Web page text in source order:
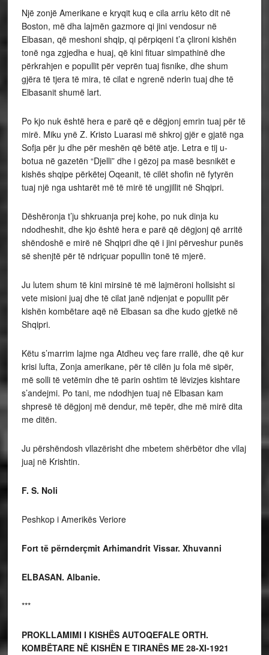
Një zonjë Amerikane e kryqit kuq e cila arriu këto dit në
Boston, më dha lajmën gazmore qi jini vendosur në
Elbasan, që meshoni shqip, qi përpiqeni t’a çlironi kishën
tonë nga zgjedha e huaj, që kini fituar simpathinë dhe
përkrahjen e popullit për veprën tuaj fisnike, dhe shum
gjëra të tjera të mira, të cilat e ngrenë nderin tuaj dhe të
Elbasanit shumë lart.
Po kjo nuk është hera e parë që e dëgjonj emrin tuaj për të
mirë. Miku ynë Z. Kristo Luarasi më shkroj gjër e gjatë nga
Sofja për ju dhe për meshën që bëtë atje. Letra e tij u-
botua në gazetën “Djelli” dhe i gëzoj pa masë besnikët e
kishës shqipe përkëtej Oqeanit, të cilët shofin në fytyrën
tuaj një nga ushtarët më të mirë të ungjillit në Shqipri.
Dëshëronja t’ju shkruanja prej kohe, po nuk dinja ku
ndodheshit, dhe kjo është hera e parë që dëgjonj që arritë
shëndoshë e mirë në Shqipri dhe që i jini përveshur punës
së shenjtë për të ndriçuar popullin tonë të mjerë.
Ju lutem shum të kini mirsinë të më lajmëroni hollsisht si
vete misioni juaj dhe të cilat janë ndjenjat e popullit për
kishën kombëtare aqë në Elbasan sa dhe kudo gjetkë në
Shqipri.
Këtu s’marrim lajme nga Atdheu veç fare rrallë, dhe që kur
krisi lufta, Zonja amerikane, për të cilën ju fola më sipër,
më solli të vetëmin dhe të parin oshtim të lëvizjes kishtare
s’andejmi. Po tani, me ndodhjen tuaj në Elbasan kam
shpresë të dëgjonj më dendur, më tepër, dhe më mirë dita
me ditën.
Ju përshëndosh vllazërisht dhe mbetem shërbëtor dhe vllaj
juaj në Krishtin.
F. S. Noli
Peshkop i Amerikës Veriore
Fort të përnderçmit Arhimandrit Vissar. Xhuvanni
ELBASAN. Albanie.
***
PROKLLAMIMI I KISHËS AUTOQEFALE ORTH.
KOMBËTARE NË KISHËN E TIRANËS ME 28-XI-1921